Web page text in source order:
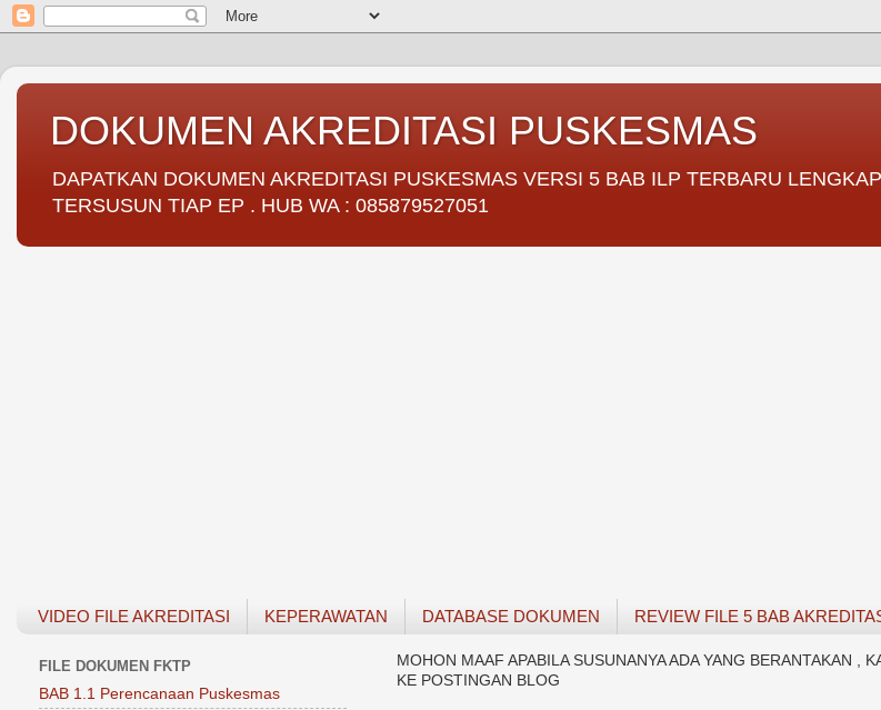
DOKUMEN AKREDITASI PUSKESMAS
DAPATKAN DOKUMEN AKREDITASI PUSKESMAS VERSI 5 BAB ILP TERBARU
TERSUSUN TIAP EP . HUB WA : 085879527051
VIDEO FILE AKREDITASI KEPERAWATAN DATABASE DOKUMEN REVIEW FILE 5 BAB
MOHON MAAF APABILA SUSUNANYA ADA YANG BERANTAKAN ,
KE POSTINGAN BLOG
FILE DOKUMEN FKTP
BAB 1.1 Perencanaan Puskesmas